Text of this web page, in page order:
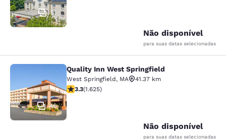
31
Não disponível
para suas datas selecionadas
Quality Inn West Springfield
46
Quality Inn West Springfield
West Springfield, MA
41.37 km
classificação 3.3 estrelas. Bom. 1625 avaliações
3.3(1.625)
Não disponível
para suas datas selecionadas